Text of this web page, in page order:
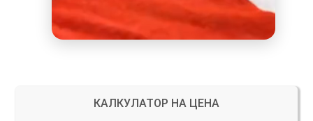
КАЛКУЛАТОР НА ЦЕНА